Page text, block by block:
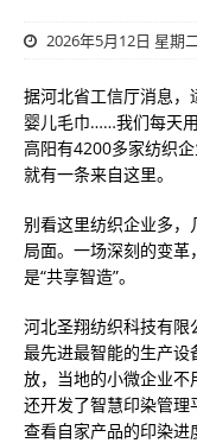
2026年5月12日 星期
据河北省工信厅消息，
婴儿毛巾……我们每天
高阳有4200多家纺织
就有一条来自这里。
别看这里纺织企业多，
局面。一场深刻的变
是“共享智造”。
河北圣翔纺织科技有限
最先进最智能的生产
放，当地的小微企业不
还开发了智慧印染管
查看自家产品的印染进